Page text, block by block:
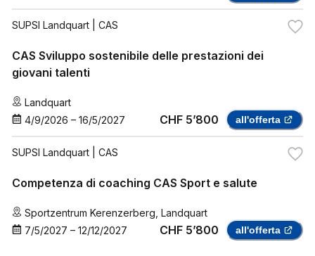
SUPSI Landquart | CAS
CAS Sviluppo sostenibile delle prestazioni dei
giovani talenti
Landquart
4/9/2026 – 16/5/2027 CHF 5’800 all'offerta
SUPSI Landquart | CAS
Competenza di coaching CAS Sport e salute
Sportzentrum Kerenzerberg Landquart
7/5/2027 – 12/12/2027 CHF 5’800 all'offerta